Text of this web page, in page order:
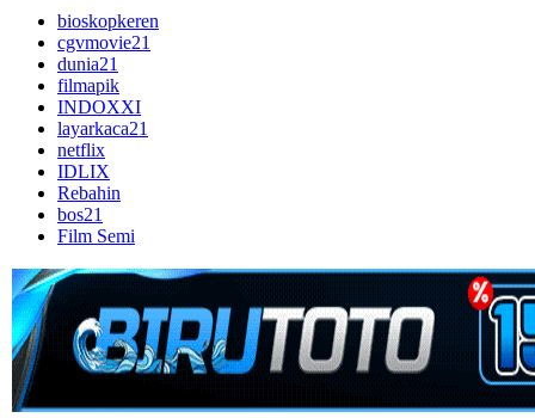
bioskopkeren
cgvmovie21
dunia21
filmapik
INDOXXI
layarkaca21
netflix
IDLIX
Rebahin
bos21
Film Semi